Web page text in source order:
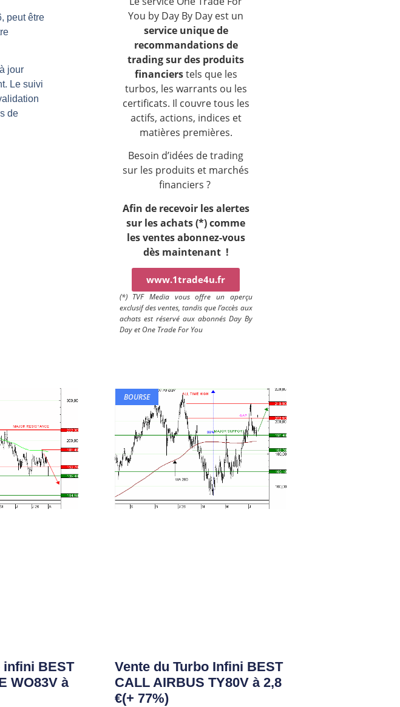
Galiègue
Antoine Michelet
Movers
peut être
jour
Le suivi
de
You by Day By Day est un
service unique de
recommandations de
trading sur des produits
financierstels que les
turbos, les warrants ou les
certificats. Il couvre tous les
actifs, actions, indices et
matières premières.
Besoin d’idées de trading
sur les produits et marchés
financiers ?
Afin de recevoir les alertes
sur les achats (*) comme
les ventes abonnez-vous
dès maintenant !
www.1trade4u.fr
(*) TVF Media vous offre un aperçu
exclusif des ventes, tandis que l’accès aux
achats est réservé aux abonnés Day By
Day et One Trade For You
infini BEST
WO83V à
BOURSE
Vente du Turbo Infini BEST
CALL AIRBUS TY80V à 2,8
€(+ 77%)